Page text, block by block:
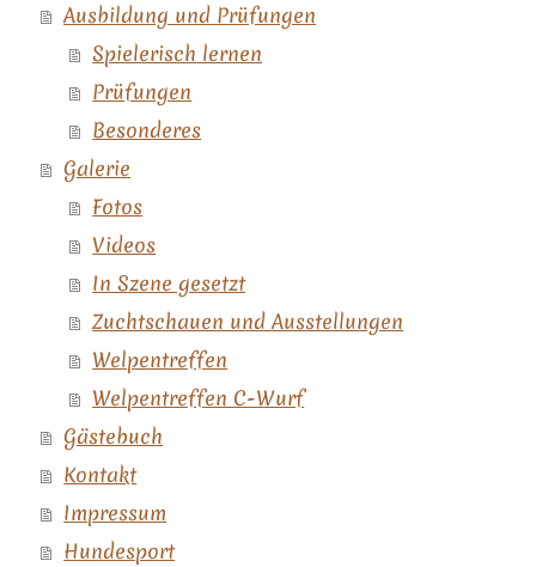
Ausbildung und Prüfungen
Spielerisch lernen
Prüfungen
Besonderes
Galerie
Fotos
Videos
In Szene gesetzt
Zuchtschauen und Ausstellungen
Welpentreffen
Welpentreffen C-Wurf
Gästebuch
Kontakt
Impressum
Hundesport